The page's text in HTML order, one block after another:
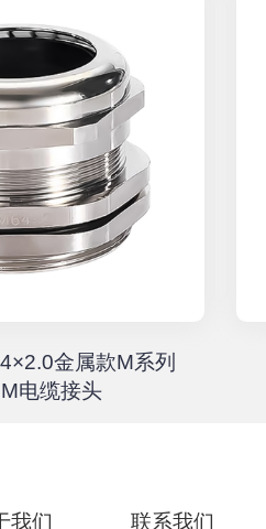
金属款M系列
电缆接头
我们 联系我们